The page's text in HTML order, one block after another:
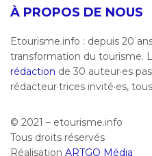
À PROPOS DE NOUS
Etourisme.info : depuis 20
transformation du tourisme.
rédaction de 30 auteur·es
rédacteur·trices invité·es,
© 2021 – etourisme.info
Tous droits réservés
Réalisation ARTGO Média